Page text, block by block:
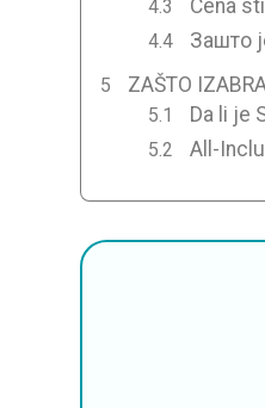
Cena
Зашто
ZAŠTO
Da li je
All-